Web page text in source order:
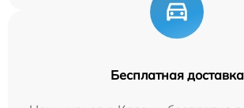
Бесплатная доставка